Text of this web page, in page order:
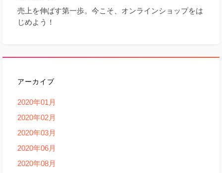
売上を伸ばす第一歩。今こそ、オンラインショップをは
じめよう！
アーカイブ
2020年01月
2020年02月
2020年03月
2020年06月
2020年08月